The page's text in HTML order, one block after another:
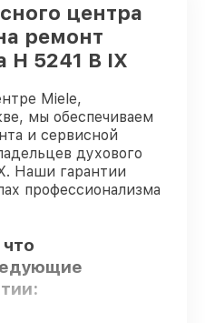
центра
ремонт
H 5241 B IX
Miele,
мы обеспечиваем
и сервисной
духового
Наши гарантии
профессионализма